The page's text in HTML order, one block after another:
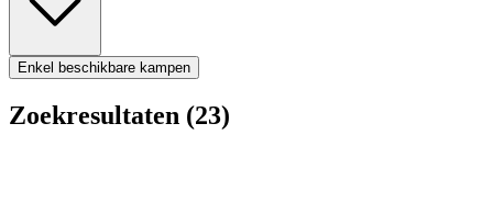
Enkel beschikbare kampen
Zoekresultaten (23)